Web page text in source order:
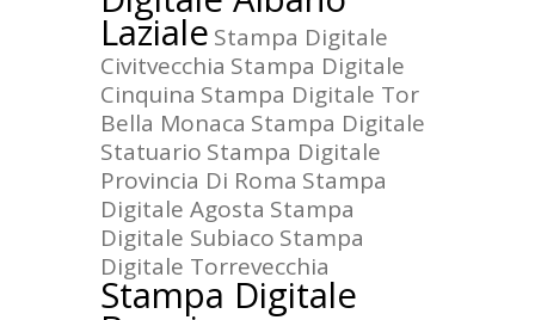
Laziale Stampa Digitale
Civitvecchia Stampa Digitale
Cinquina Stampa Digitale Tor
Bella Monaca Stampa Digitale
Statuario Stampa Digitale
Provincia Di Roma Stampa
Digitale Agosta Stampa
Digitale Subiaco Stampa
Digitale Torrevecchia
Stampa Digitale